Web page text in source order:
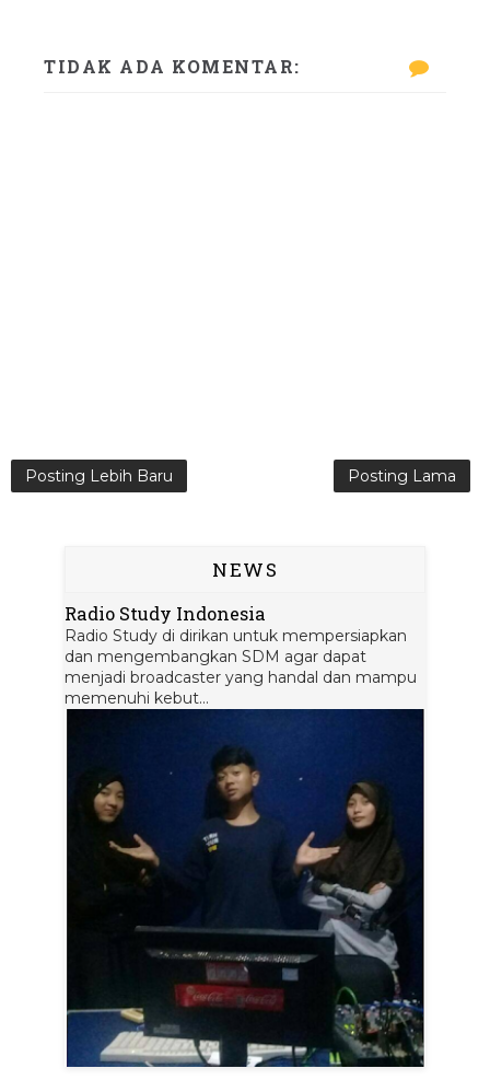
TIDAK ADA KOMENTAR:
Posting Lebih Baru Posting Lama
NEWS
Radio Study Indonesia
Radio Study di dirikan untuk mempersiapkan
dan mengembangkan SDM agar dapat
menjadi broadcaster yang handal dan mampu
memenuhi kebut...